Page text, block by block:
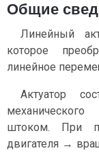
Общие
Линейный
которое
линейное
Актуатор
штоком. При
двигателя →